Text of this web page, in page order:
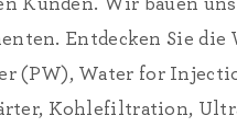
Wir bauen
Entdecken Sie die
(PW), Water for
Kohlefiltration,